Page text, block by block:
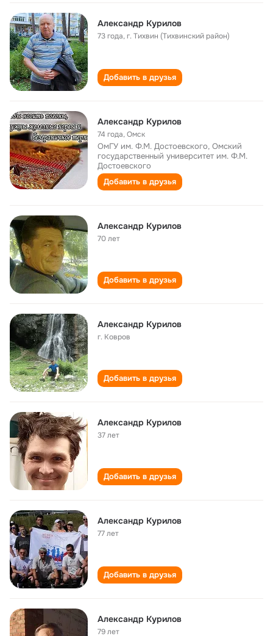
Александр Курилов
73 года,г. Тихвин (Тихвинский район)
Добавить в друзья
Александр Курилов
74 года,Омск
ОмГУ им. Ф.М. Достоевского, Омский
государственный университет им. Ф.М.
Достоевского
Добавить в друзья
Александр Курилов
70 лет
Добавить в друзья
Александр Курилов
г. Ковров
Добавить в друзья
Александр Курилов
37 лет
Добавить в друзья
Александр Курилов
77 лет
Добавить в друзья
Александр Курилов
79 лет